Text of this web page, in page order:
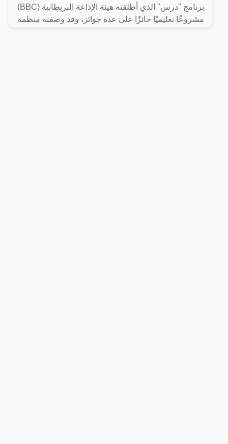
برنامج "درس" الذي أطلقته هيئة الإذاعة البريطانية (BBC)
مشروعًا تعليميًا حائزًا على عدة جوائز، وقد وصفته منظمة